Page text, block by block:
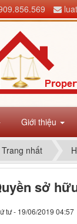
Giới thiệu
Trang nhất
sở
tư - 19/06/2019 04:57